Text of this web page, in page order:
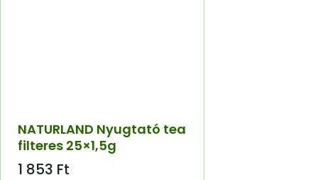
NATURLAND Nyugtató tea
filteres 25×1,5g
1 853 Ft